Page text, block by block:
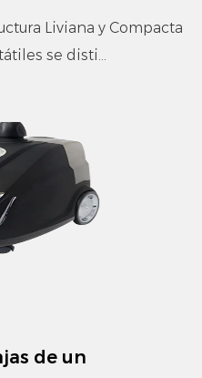
Liviana y Compacta
Vaporizadores de ropa portátiles se disti...
de un